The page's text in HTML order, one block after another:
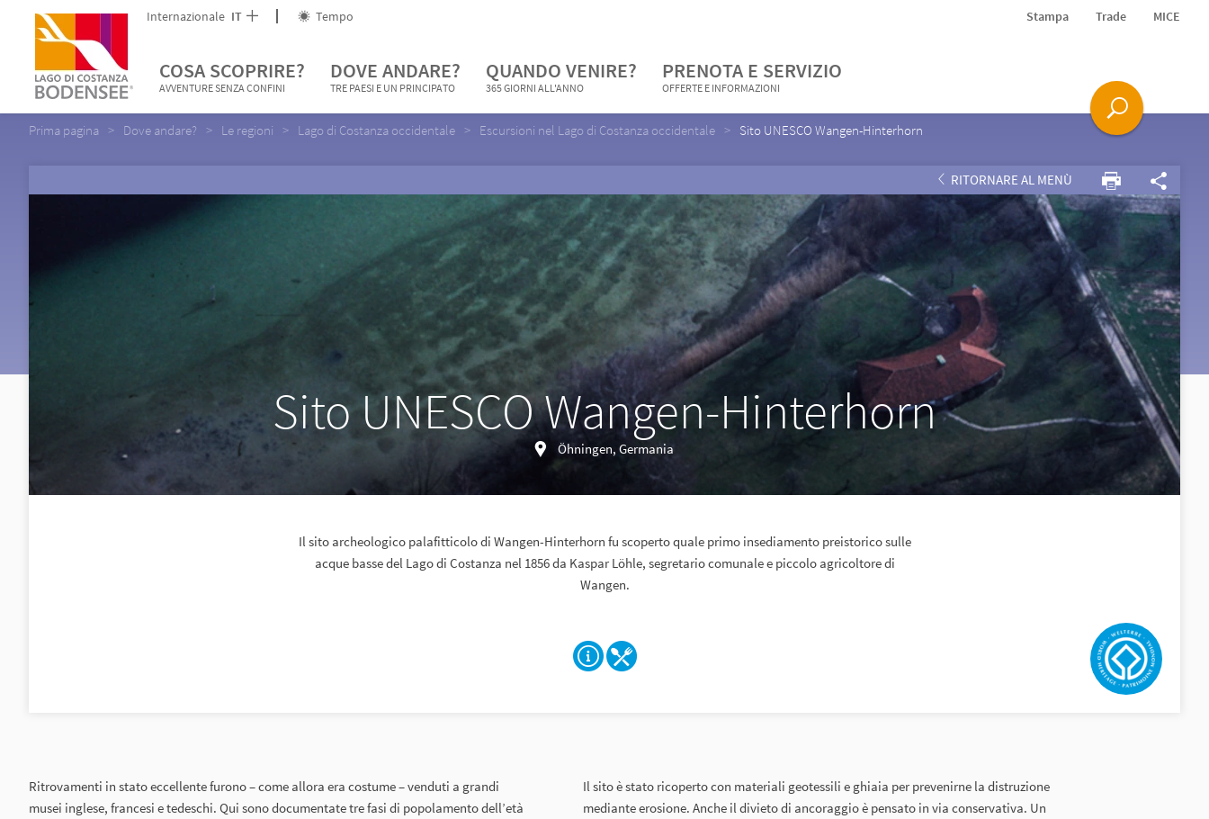
Internazionale IT Tempo Stampa Trade MICE
COSA SCOPRIRE?
AVVENTURE SENZA CONFINI
DOVE ANDARE?
TRE PAESI E UN PRINCIPATO
QUANDO VENIRE?
365 GIORNI ALL'ANNO
PRENOTA E SERVIZIO
OFFERTE E INFORMAZIONI
Prima pagina Dove andare? Le regioni Lago di Costanza occidentale Escursioni nel Lago di Costanza occidentale Sito UNESCO Wangen-Hinterhorn
RITORNARE AL MENÙ
Sito UNESCO Wangen-Hinterhorn
Öhningen, Germania
Il sito archeologico palafitticolo di Wangen-Hinterhorn fu scoperto quale primo insediamento preistorico sulle
acque basse del Lago di Costanza nel 1856 da Kaspar Löhle, segretario comunale e piccolo agricoltore di
Wangen.
Ritrovamenti in stato eccellente furono – come allora era costume – venduti a grandi
musei inglese, francesi e tedeschi. Qui sono documentate tre fasi di popolamento dell’età
Il sito è stato ricoperto con materiali geotessili e ghiaia per prevenirne la distruzione
mediante erosione. Anche il divieto di ancoraggio è pensato in via conservativa. Un